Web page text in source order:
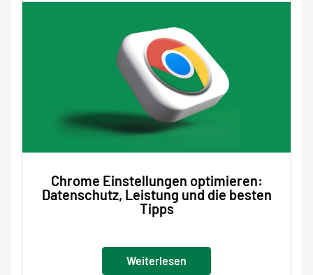
Chrome Einstellungen optimieren:
Datenschutz, Leistung und die besten
Tipps
Weiterlesen